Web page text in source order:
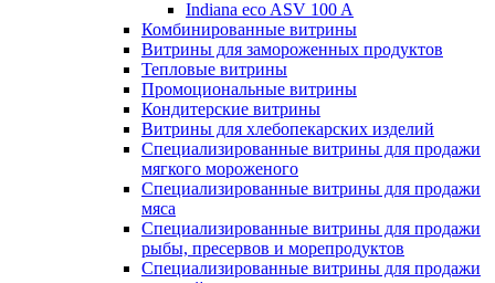
Indiana eco ASV 100 A
Комбинированные витрины
Витрины для замороженных продуктов
Тепловые витрины
Промоциональные витрины
Кондитерские витрины
Витрины для хлебопекарских изделий
Специализированные витрины для продажи
мягкого мороженого
Специализированные витрины для продажи
мяса
Специализированные витрины для продажи
рыбы, пресервов и морепродуктов
Специализированные витрины для продажи